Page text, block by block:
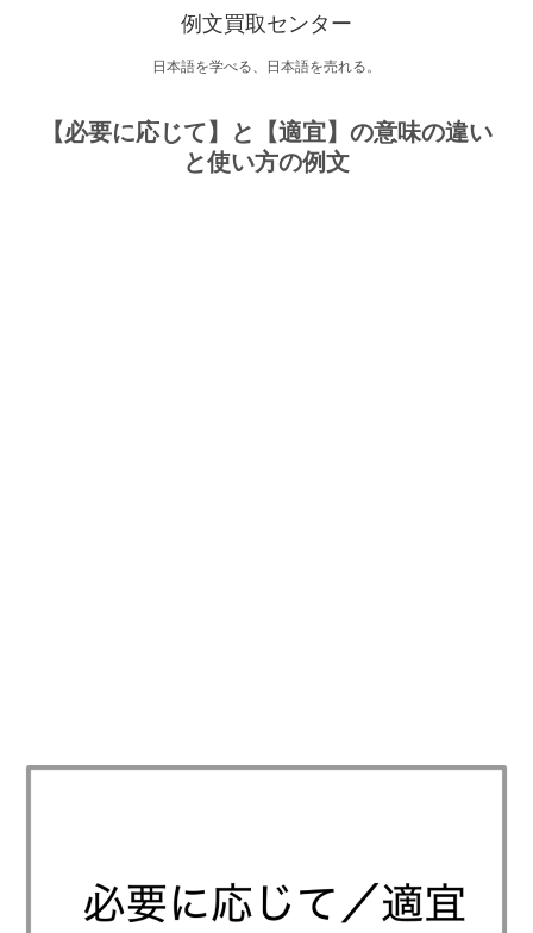
例文買取センター
日本語を学べる、日本語を売れる。
【必要に応じて】と【適宜】の意味の違い
と使い方の例文